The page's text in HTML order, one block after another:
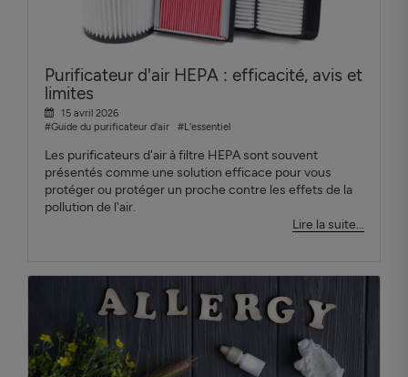
Purificateur d'air HEPA : efficacité, avis et
limites
15 avril 2026
#Guide du purificateur d'air
#L'essentiel
Les purificateurs d'air à filtre HEPA sont souvent
présentés comme une solution efficace pour vous
protéger ou protéger un proche contre les effets de la
pollution de l'air.
Lire la suite...